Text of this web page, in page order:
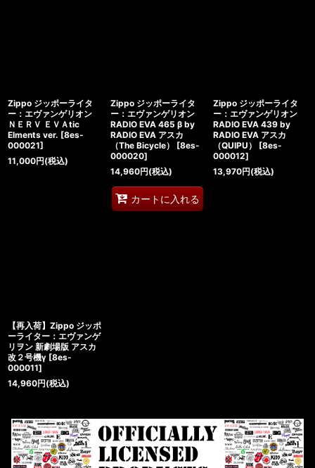
Zippo ジッポーライタ
ー：エヴァンゲリオン
ＮＥＲＶ ＥＶＡtic
Elments ver. [8es-
000021]
11,000円(税込)
Zippo ジッポーライタ
ー：エヴァンゲリオン
RADIO EVA 465 β by
RADIO EVA アスカ
（The Bicycle）
[8es-
000020]
14,960円(税込)
カートに入れる
Zippo ジッポーライタ
ー：エヴァンゲリオン
RADIO EVA 439 by
RADIO EVA アスカ
（QUIPU）
[8es-
000012]
13,970円(税込)
【再入荷】Zippo ジッポ
ーライター：エヴァンゲ
リヲン 新劇場版 アスカ
改２号機γ [8es-
000011]
14,960円(税込)